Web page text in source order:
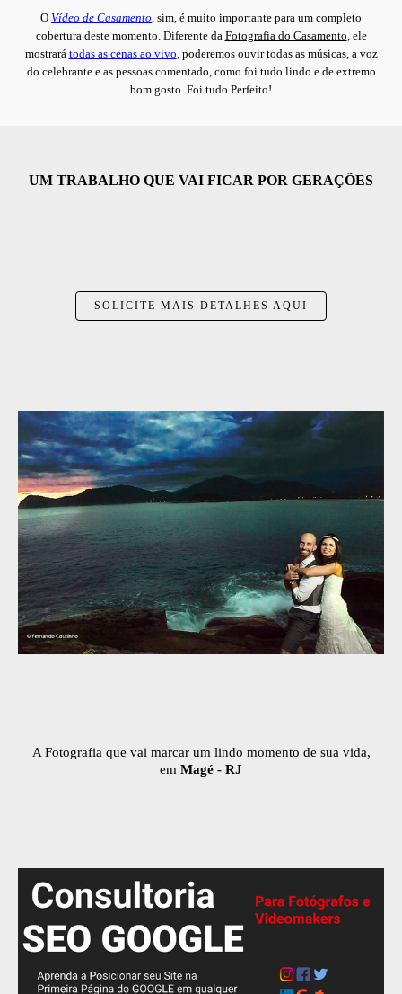
O Vídeo de Casamento, sim, é muito importante para um completo
cobertura deste momento. Diferente da Fotografia do Casamento, ele
mostrará todas as cenas ao vivo, poderemos ouvir todas as músicas, a voz
do celebrante e as pessoas comentado, como foi tudo lindo e de extremo
bom gosto. Foi tudo Perfeito!
UM TRABALHO QUE VAI FICAR POR GERAÇÕES
SOLICITE MAIS DETALHES AQUI
A Fotografia que vai marcar um lindo momento de sua vida,
em Magé - RJ